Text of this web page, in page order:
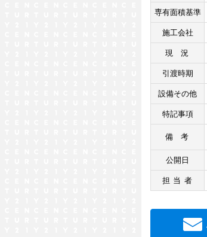
専有面積基準
施工会社
現況
引渡時期
設備その他
特記事項
備考
公開日
担当者